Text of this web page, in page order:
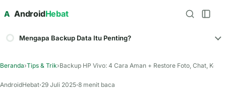
A AndroidHebat
Mengapa Backup Data Itu Penting?
Beranda›Tips & Trik›Backup HP Vivo: 4 Cara Aman + Restore Foto, Chat,
AndroidHebat 29 Juli 2025 8 menit baca